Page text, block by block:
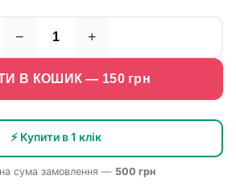
− +
В КОШИК — 150грн
⚡ Купити в 1 клік
сума замовлення — 500 грн